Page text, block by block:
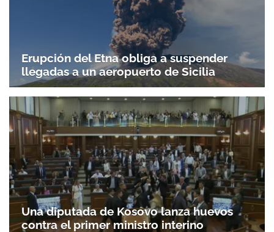
Erupción del Etna obliga a suspender
llegadas a un aeropuerto de Sicilia
Una diputada de Kosovo lanza huevos
contra el primer ministro interino